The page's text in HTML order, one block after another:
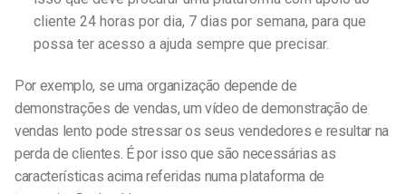
cliente 24 horas por dia, 7 dias por semana, para que
possa ter acesso a ajuda sempre que precisar.
Por exemplo, se uma organização depende de
demonstrações de vendas, um vídeo de demonstração de
vendas lento pode stressar os seus vendedores e resultar na
perda de clientes. É por isso que são necessárias as
características acima referidas numa plataforma de